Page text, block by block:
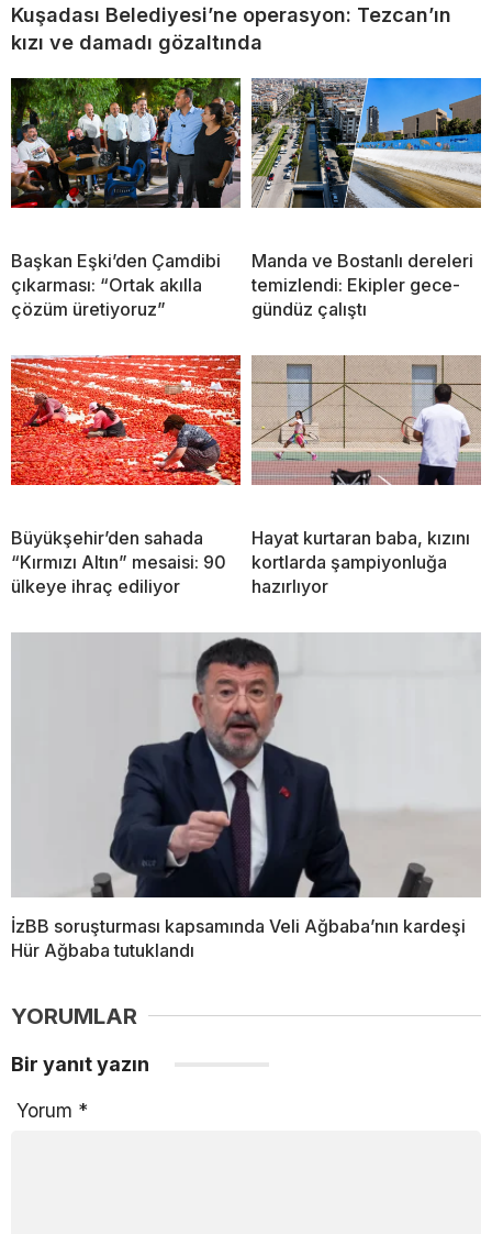
Kuşadası Belediyesi’ne operasyon: Tezcan’ın
kızı ve damadı gözaltında
Başkan Eşki’den Çamdibi
çıkarması: “Ortak akılla
çözüm üretiyoruz”
Manda ve Bostanlı dereleri
temizlendi: Ekipler gece-
gündüz çalıştı
Büyükşehir’den sahada
“Kırmızı Altın” mesaisi: 90
ülkeye ihraç ediliyor
Hayat kurtaran baba, kızını
kortlarda şampiyonluğa
hazırlıyor
İzBB soruşturması kapsamında Veli Ağbaba’nın kardeşi
Hür Ağbaba tutuklandı
YORUMLAR
Bir yanıt yazın
Yorum *